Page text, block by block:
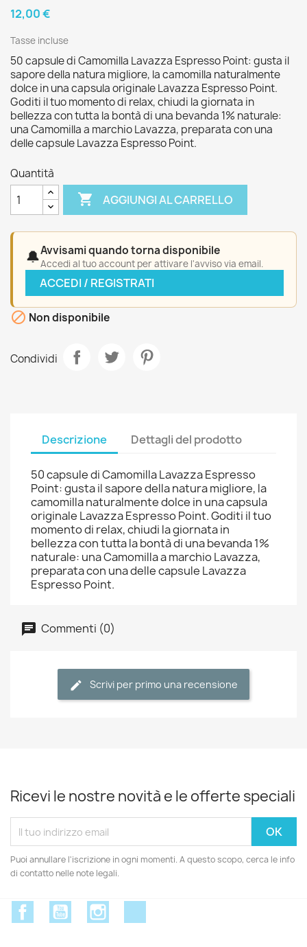
12,00 €
Tasse incluse
50 capsule di Camomilla Lavazza Espresso Point: gusta il
sapore della natura migliore, la camomilla naturalmente
dolce in una capsula originale Lavazza Espresso Point.
Goditi il tuo momento di relax, chiudi la giornata in
bellezza con tutta la bontà di una bevanda 1% naturale:
una Camomilla a marchio Lavazza, preparata con una
delle capsule Lavazza Espresso Point.
Quantità
 AGGIUNGI AL CARRELLO
🔔Avvisami quando torna disponibile
Accedi al tuo account per attivare l'avviso via email.
ACCEDI / REGISTRATI
 Non disponibile
Condividi
Descrizione Dettagli del prodotto
50 capsule di Camomilla Lavazza Espresso
Point: gusta il sapore della natura migliore, la
camomilla naturalmente dolce in una capsula
originale Lavazza Espresso Point. Goditi il tuo
momento di relax, chiudi la giornata in
bellezza con tutta la bontà di una bevanda 1%
naturale: una Camomilla a marchio Lavazza,
preparata con una delle capsule Lavazza
Espresso Point.
Commenti (0)
Scrivi per primo una recensione
Ricevi le nostre novità e le offerte speciali
Puoi annullare l'iscrizione in ogni momenti. A questo scopo, cerca le info
di contatto nelle note legali.
FacebookYouTube